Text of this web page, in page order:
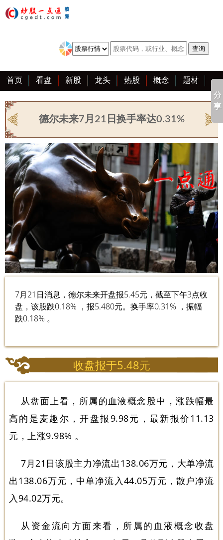
首页 看盘 新股 龙头 热股 概念 题材
亮点 创业板 资料 复盘 区块链 大全
德尔未来7月21日换手率达0.31%
7月21日消息，德尔未来开盘报5.45元，截至下午3点收
盘，该股跌0.18% ，报5.480元。换手率0.31% ，振幅
跌0.18% 。
收盘报于5.48元
从盘面上看，所属的血液概念股中，涨跌幅最
高的是麦趣尔，开盘报9.98元，最新报价11.13
元，上涨9.98% 。
7月21日该股主力净流出138.06万元，大单净流
出138.06万元，中单净流入44.05万元，散户净流
入94.02万元。
从资金流向方面来看，所属的血液概念收盘